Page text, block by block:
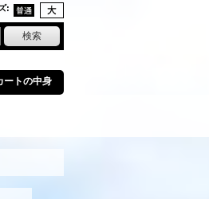
:
ートの中身